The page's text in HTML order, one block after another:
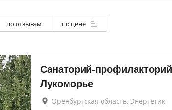
по отзывам по цене
Санаторий-профилакторий
Лукоморье
Оренбургская область, Энергетик